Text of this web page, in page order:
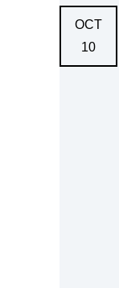
OCT
10